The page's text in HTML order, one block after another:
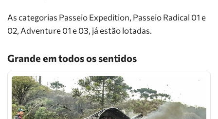
As categorias Passeio Expedition, Passeio Radical 01 e
02, Adventure 01 e 03, já estão lotadas.
Grande em todos os sentidos